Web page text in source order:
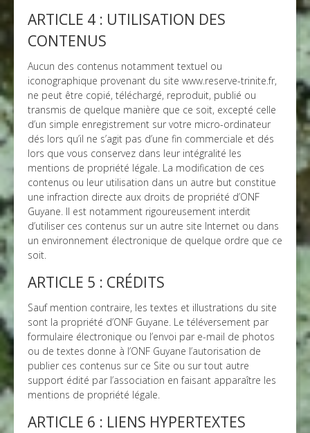
ARTICLE 4 : UTILISATION DES
CONTENUS
Aucun des contenus notamment textuel ou
iconographique provenant du site www.reserve-trinite.fr,
ne peut être copié, téléchargé, reproduit, publié ou
transmis de quelque manière que ce soit, excepté celle
d’un simple enregistrement sur votre micro-ordinateur
dés lors qu’il ne s’agit pas d’une fin commerciale et dés
lors que vous conservez dans leur intégralité les
mentions de propriété légale. La modification de ces
contenus ou leur utilisation dans un autre but constitue
une infraction directe aux droits de propriété d’ONF
Guyane. Il est notamment rigoureusement interdit
d’utiliser ces contenus sur un autre site Internet ou dans
un environnement électronique de quelque ordre que ce
soit.
ARTICLE 5 : CRÉDITS
Sauf mention contraire, les textes et illustrations du site
sont la propriété d’ONF Guyane. Le téléversement par
formulaire électronique ou l’envoi par e-mail de photos
ou de textes donne à l’ONF Guyane l’autorisation de
publier ces contenus sur ce Site ou sur tout autre
support édité par l’association en faisant apparaître les
mentions de propriété légale.
ARTICLE 6 : LIENS HYPERTEXTES